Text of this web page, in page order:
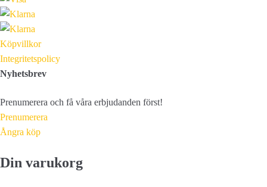
Köpvillkor
Integritetspolicy
Nyhetsbrev
Prenumerera och få våra erbjudanden först!
Prenumerera
Ångra köp
Din varukorg